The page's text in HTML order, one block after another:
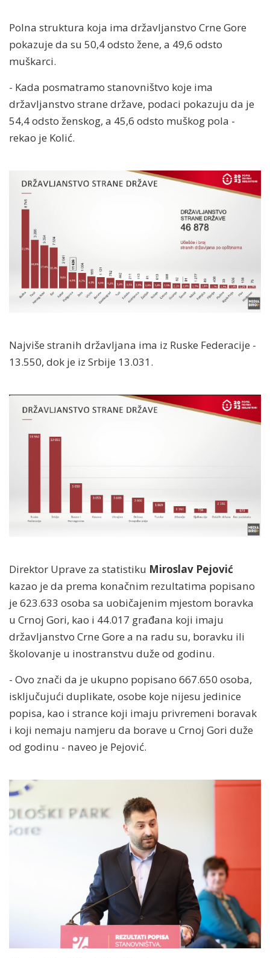
Polna struktura koja ima državljanstvo Crne Gore
pokazuje da su 50,4 odsto žene, a 49,6 odsto
muškarci.
- Kada posmatramo stanovništvo koje ima
državljanstvo strane države, podaci pokazuju da je
54,4 odsto ženskog, a 45,6 odsto muškog pola -
rekao je Kolić.
Najviše stranih državljana ima iz Ruske Federacije -
13.550, dok je iz Srbije 13.031.
Direktor Uprave za statistiku Miroslav Pejović
kazao je da prema konačnim rezultatima popisano
je 623.633 osoba sa uobičajenim mjestom boravka
u Crnoj Gori, kao i 44.017 građana koji imaju
državljanstvo Crne Gore a na radu su, boravku ili
školovanje u inostranstvu duže od godinu.
- Ovo znači da je ukupno popisano 667.650 osoba,
isključujući duplikate, osobe koje nijesu jedinice
popisa, kao i strance koji imaju privremeni boravak
i koji nemaju namjeru da borave u Crnoj Gori duže
od godinu - naveo je Pejović.